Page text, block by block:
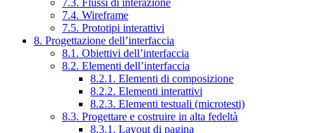
7.4. Wireframe
7.5. Prototipi interattivi
8. Progettazione dell’interfaccia
8.1. Obiettivi dell’interfaccia
8.2. Elementi dell’interfaccia
8.2.1. Elementi di composizione
8.2.2. Elementi interattivi
8.2.3. Elementi testuali (microtesti)
8.3. Progettare e costruire in alta fedeltà
8.3.1. Layout di pagina